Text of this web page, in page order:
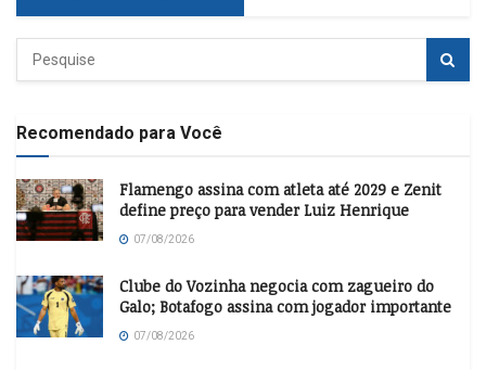
Recomendado para Você
Flamengo assina com atleta até 2029 e Zenit
define preço para vender Luiz Henrique
07/08/2026
Clube do Vozinha negocia com zagueiro do
Galo; Botafogo assina com jogador importante
07/08/2026